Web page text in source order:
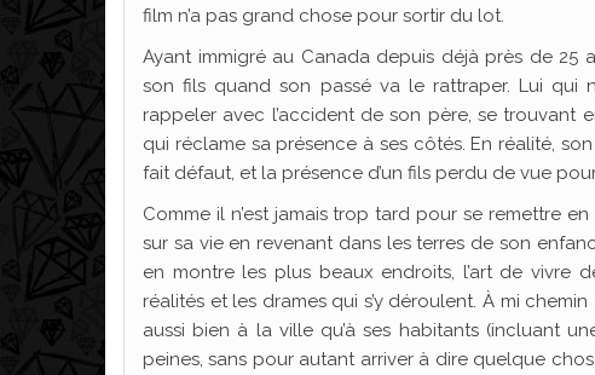
film n’a pas grand chose pour sortir du lot.
Ayant immigré au Canada depuis déjà près de 25
son fils quand son passé va le rattraper. Lui qui
rappeler avec l’accident de son père, se trouvant
qui réclame sa présence à ses côtés. En réalité,
fait défaut, et la présence d’un fils perdu de vue
Comme il n’est jamais trop tard pour se remettre
sur sa vie en revenant dans les terres de son
en montre les plus beaux endroits, l’art de vivre
réalités et les drames qui s’y déroulent. À mi
aussi bien à la ville qu’à ses habitants (incluant
peines, sans pour autant arriver à dire quelque